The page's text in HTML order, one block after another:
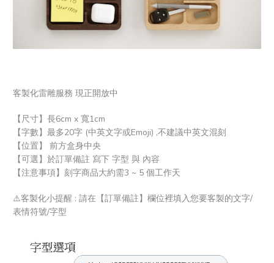
客製化雷雕服務 現正開放中
【尺寸】長6cm x 寬1cm
【字數】最多20字 (中英文字或Emoji) ,不建議中英文混刻
【位置】 前方盒身中央
【可選】於訂單備註 寫下 字型 與 內容
【注意事項】刻字商品大約需3 ~ 5 個工作天
⚠️客製化小提醒 : 請在【訂單備註】欄位裡填入您要客製的文字/
表情符號/字型